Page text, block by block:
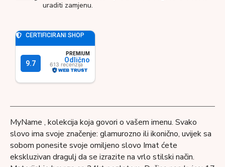
uraditi zamjenu.
MyName , kolekcija koja govori o vašem imenu. Svako
slovo ima svoje značenje: glamurozno ili ikonično, uvijek sa
sobom ponesite svoje omiljeno slovo Imat ćete
ekskluzivan dragulj da se izrazite na vrlo stilski način.